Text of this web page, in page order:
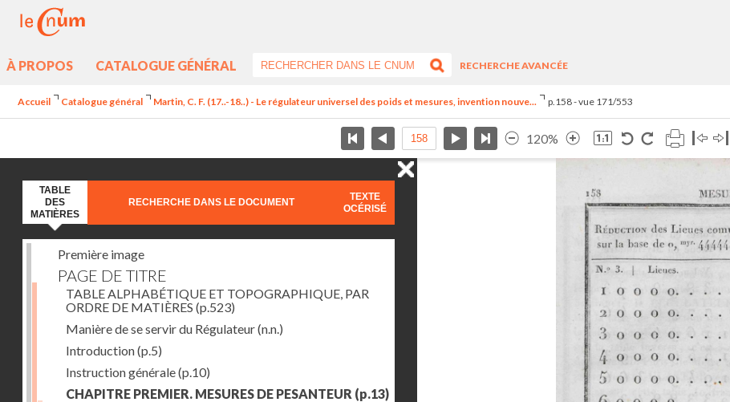
À PROPOS CATALOGUE GÉNÉRAL
RECHERCHE AVANCÉE
Accueil Catalogue général Martin, C. F. (17..-18..) - Le régulateur universel des poids et mesures, invention nouve... p.158 - vue 171/553
120%
TABLE
DES
MATIÈRES
RECHERCHE DANS LE DOCUMENT
TEXTE
OCÉRISÉ
Première image
PAGE DE TITRE
TABLE ALPHABÉTIQUE ET TOPOGRAPHIQUE, PAR
ORDRE DE MATIÈRES (p.523)
Manière de se servir du Régulateur(n.n.)
Introduction(p.5)
Instruction générale(p.10)
CHAPITRE PREMIER. MESURES DE PESANTEUR (p.13)